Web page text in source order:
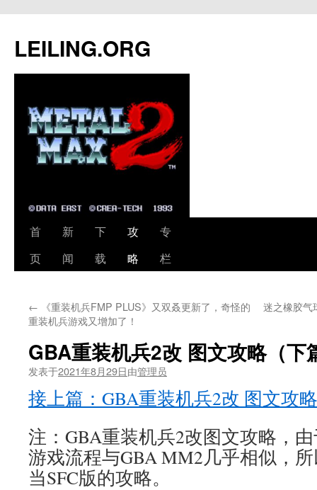
文
LEILING.ORG
首
页
新
闻
下
载
攻
略
专
栏
← 《重装机兵FMP PLUS》又双叒更新了，奇怪的
重装机兵游戏又增加了！
迷之橡胶气
GBA重装机兵2改 图文攻略（下
发表于2021年8月29日由管理员
接上篇：GBA重装机兵2改 图文攻
注：GBA重装机兵2改图文攻略，
游戏流程与GBA MM2几乎相似，
当SFC版的攻略。